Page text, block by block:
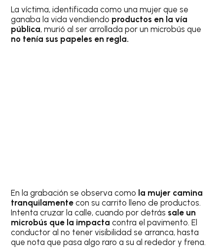
La víctima, identificada como una mujer que se
ganaba la vida vendiendo productos en la vía
pública, murió al ser arrollada por un microbús que
no tenía sus papeles en regla.
En la grabación se observa como la mujer camina
tranquilamentecon su carrito lleno de productos.
Intenta cruzar la calle, cuando por detrás sale un
microbús que la impactacontra el pavimento. El
conductor al no tener visibilidad se arranca, hasta
que nota que pasa algo raro a su al rededor y frena.